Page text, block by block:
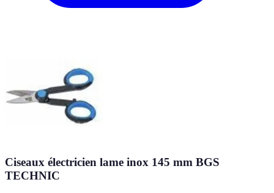
Ciseaux électricien lame inox 145 mm BGS
TECHNIC